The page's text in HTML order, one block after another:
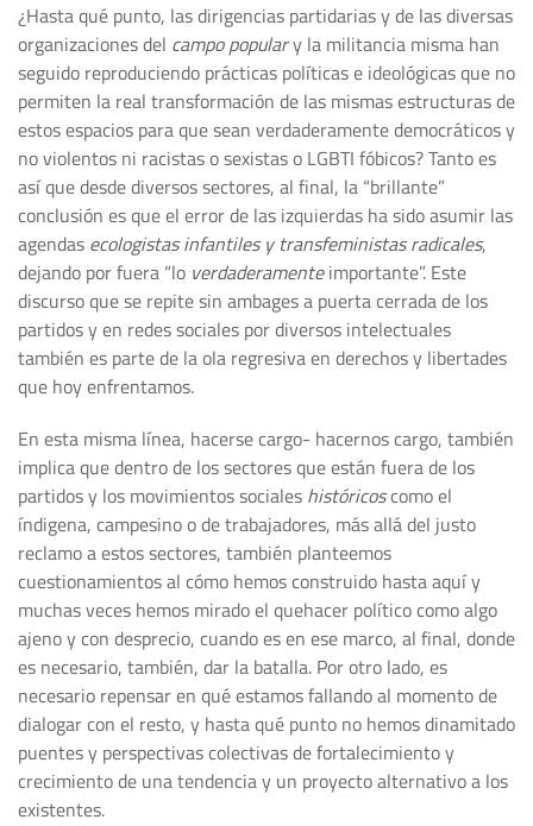
¿Hasta qué punto, las dirigencias partidarias y de las diversas
organizaciones del campo populary la militancia misma han
seguido reproduciendo prácticas políticas e ideológicas que no
permiten la real transformación de las mismas estructuras de
estos espacios para que sean verdaderamente democráticos y
no violentos ni racistas o sexistas o LGBTI fóbicos? Tanto es
así que desde diversos sectores, al final, la “brillante”
conclusión es que el error de las izquierdas ha sido asumir las
agendas ecologistas infantiles y transfeministas radicales,
dejando por fuera “lo verdaderamenteimportante”. Este
discurso que se repite sin ambages a puerta cerrada de los
partidos y en redes sociales por diversos intelectuales
también es parte de la ola regresiva en derechos y libertades
que hoy enfrentamos.
En esta misma línea, hacerse cargo- hacernos cargo, también
implica que dentro de los sectores que están fuera de los
partidos y los movimientos sociales históricoscomo el
índigena, campesino o de trabajadores, más allá del justo
reclamo a estos sectores, también planteemos
cuestionamientos al cómo hemos construido hasta aquí y
muchas veces hemos mirado el quehacer político como algo
ajeno y con desprecio, cuando es en ese marco, al final, donde
es necesario, también, dar la batalla. Por otro lado, es
necesario repensar en qué estamos fallando al momento de
dialogar con el resto, y hasta qué punto no hemos dinamitado
puentes y perspectivas colectivas de fortalecimiento y
crecimiento de una tendencia y un proyecto alternativo a los
existentes.